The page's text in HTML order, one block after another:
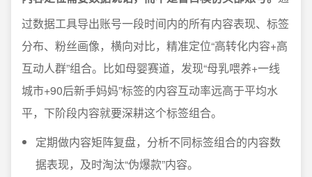
过数据工具导出账号一段时间内的所有内容表现、标签
分布、粉丝画像，横向对比，精准定位“高转化内容+高
互动人群”组合。比如母婴赛道，发现“母乳喂养+一线
城市+90后新手妈妈”标签的内容互动率远高于平均水
平，下阶段内容就要深耕这个标签组合。
定期做内容矩阵复盘，分析不同标签组合的内容数
据表现，及时淘汰“伪爆款”内容。